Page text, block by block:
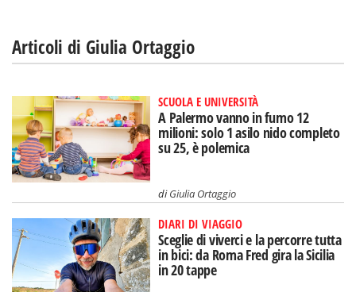
Articoli di Giulia Ortaggio
SCUOLA E UNIVERSITÀ
A Palermo vanno in fumo 12
milioni: solo 1 asilo nido completo
su 25, è polemica
diGiulia Ortaggio
DIARI DI VIAGGIO
Sceglie di viverci e la percorre tutta
in bici: da Roma Fred gira la Sicilia
in 20 tappe